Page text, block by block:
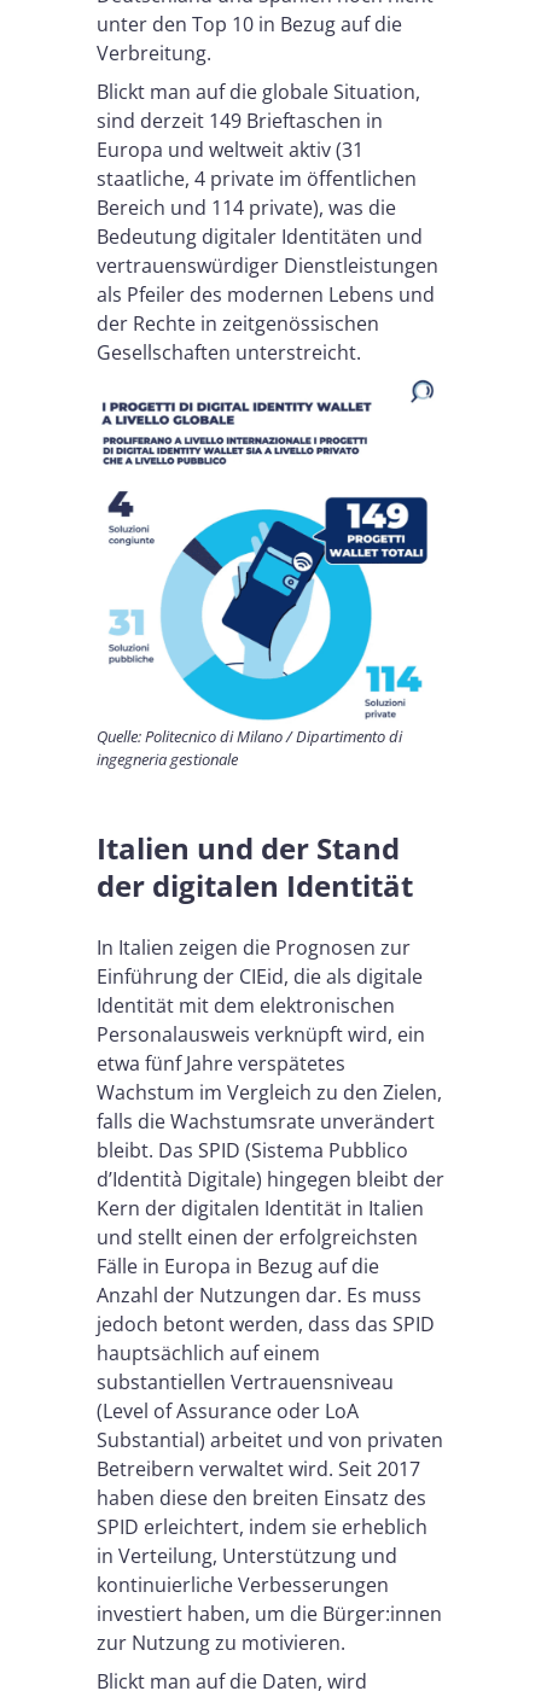
unter den Top 10 in Bezug auf die
Verbreitung.
Blickt man auf die globale Situation,
sind derzeit 149 Brieftaschen in
Europa und weltweit aktiv (31
staatliche, 4 private im öffentlichen
Bereich und 114 private), was die
Bedeutung digitaler Identitäten und
vertrauenswürdiger Dienstleistungen
als Pfeiler des modernen Lebens und
der Rechte in zeitgenössischen
Gesellschaften unterstreicht.
Quelle: Politecnico di Milano / Dipartimento di
ingegneria gestionale
Italien und der Stand
der digitalen Identität
In Italien zeigen die Prognosen zur
Einführung der CIEid, die als digitale
Identität mit dem elektronischen
Personalausweis verknüpft wird, ein
etwa fünf Jahre verspätetes
Wachstum im Vergleich zu den Zielen,
falls die Wachstumsrate unverändert
bleibt. Das SPID (Sistema Pubblico
d’Identità Digitale) hingegen bleibt der
Kern der digitalen Identität in Italien
und stellt einen der erfolgreichsten
Fälle in Europa in Bezug auf die
Anzahl der Nutzungen dar. Es muss
jedoch betont werden, dass das SPID
hauptsächlich auf einem
substantiellen Vertrauensniveau
(Level of Assurance oder LoA
Substantial) arbeitet und von privaten
Betreibern verwaltet wird. Seit 2017
haben diese den breiten Einsatz des
SPID erleichtert, indem sie erheblich
in Verteilung, Unterstützung und
kontinuierliche Verbesserungen
investiert haben, um die Bürger:innen
zur Nutzung zu motivieren.
Blickt man auf die Daten, wird